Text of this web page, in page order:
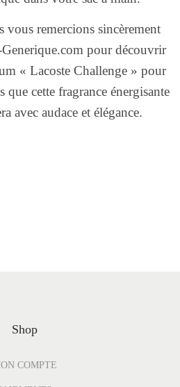
vous remercions sincèrement
pour découvrir
« Lacoste Challenge » pour
que cette fragrance énergisante
avec audace et élégance.
Shop
COMPTE